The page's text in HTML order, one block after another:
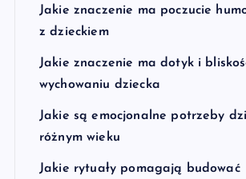
Jakie znaczenie ma poczucie
z dzieckiem
Jakie znaczenie ma dotyk i
wychowaniu dziecka
Jakie są emocjonalne potrzeby
różnym wieku
Jakie rytuały pomagają budować